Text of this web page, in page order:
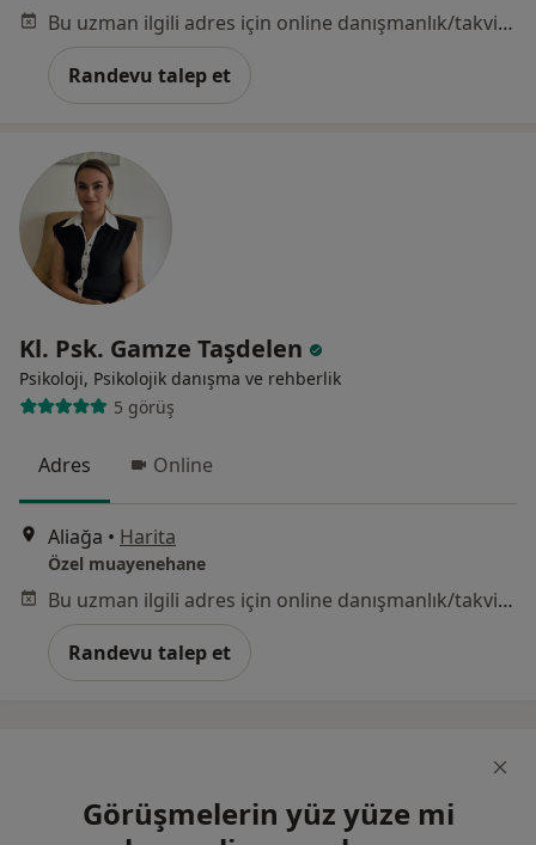
Bu uzman ilgili adres için online danışmanlık/takvim sunmuyor.
Randevu talep et
Kl. Psk. Gamze Taşdelen
Psikoloji, Psikolojik danışma ve rehberlik
5 görüş
Adres Online
Aliağa • Harita
Özel muayenehane
Bu uzman ilgili adres için online danışmanlık/takvim sunmuyor.
Randevu talep et
Görüşmelerin yüz yüze mi